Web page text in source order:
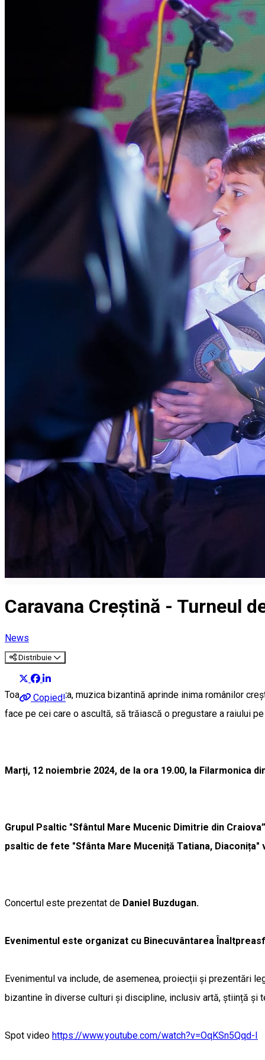
Caravana Creștină - Turneul
News
Distribuie
Copied!
Toamna aceasta, muzica bizantină aprinde inima românilor
face pe cei care o ascultă, să trăiască o pregustare a raiului pe
Marți, 12 noiembrie 2024, de la ora 19.00, la Filarmonica
Grupul Psaltic "Sfântul Mare Mucenic Dimitrie din Craiova”
psaltic de fete "Sfânta Mare Muceniță Tatiana,
Concertul este prezentat de Daniel Buzdugan.
Evenimentul este organizat cu Binecuvântarea
Evenimentul va include, de asemenea, proiecții și prezentări
bizantine în diverse culturi și discipline, inclusiv artă, știință și
Spot video https://www.youtube.com/watch?v=OqKSn5Qqd-I